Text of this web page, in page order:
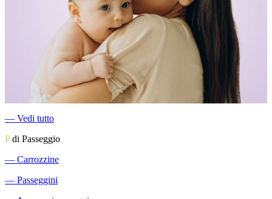
― Vedi tutto
Pdi Passeggio
― Carrozzine
― Passeggini